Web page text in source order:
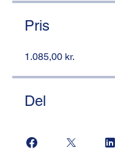
Pris
1.085,00 kr.
Del